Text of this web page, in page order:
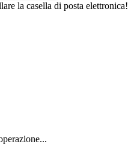
la casella di posta elettronica!